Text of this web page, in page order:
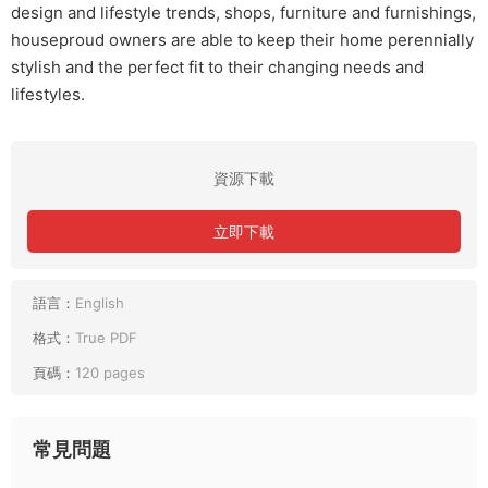
design and lifestyle trends, shops, furniture and furnishings,
houseproud owners are able to keep their home perennially
stylish and the perfect fit to their changing needs and
lifestyles.
資源下載
立即下載
語言： English
格式： True PDF
頁碼： 120 pages
常見問題